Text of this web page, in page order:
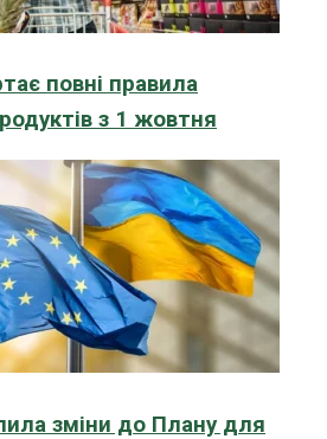
повні правила
з 1 жовтня
зміни до Плану для